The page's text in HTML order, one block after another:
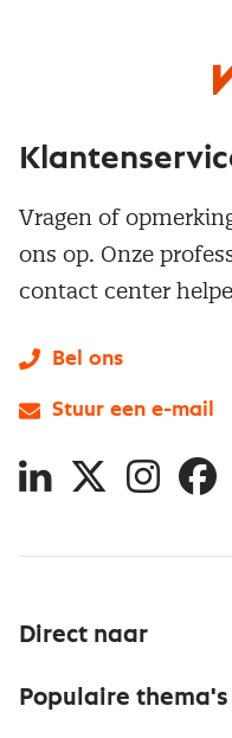
Direct naar
Populaire thema's
Vragen of
ons op. Onze
contact center
Bel ons
Stuur een e-mail
LinkedIn
X Instagram